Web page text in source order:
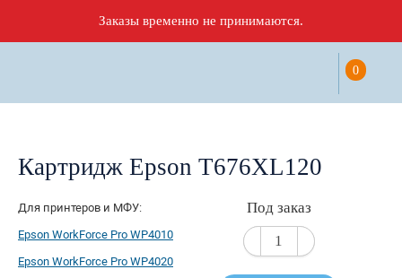
Заказы временно не принимаются.
0
Картридж Epson T676XL120
Для принтеров и МФУ:
Epson WorkForce Pro WP4010
Epson WorkForce Pro WP4020
Под заказ